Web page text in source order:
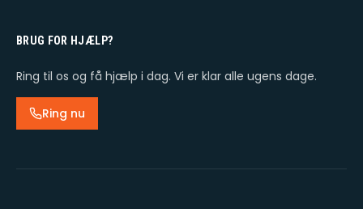
BRUG FOR HJÆLP?
Ring til os og få hjælp i dag. Vi er klar alle ugens dage.
Ring nu